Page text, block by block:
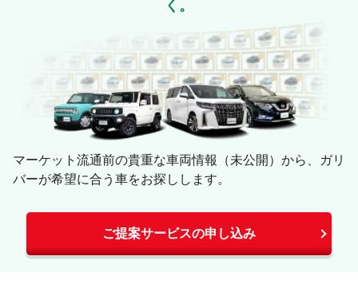
く。
マーケット流通前の貴重な車両情報（未公開）から、ガリ
バーが希望に合う車をお探しします。
ご提案サービスの申し込み